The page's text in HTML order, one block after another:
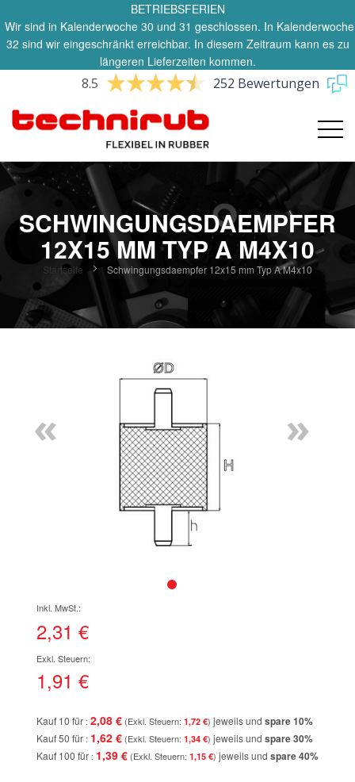
BETRIEBSFERIEN
Wir sind in Kalenderwoche 30 und 31 geschlossen. In Kalenderwoche
32 sind wir eingeschränkt erreichbar. In diesem Zeitraum kann es zu
längeren Lieferzeiten kommen.
8.5 252 Bewertungen
SCHWINGUNGSDAEMPFER
12X15 MM TYP A M4X10
Startseite Schwingungsdaempfer 12x15 mm Typ A M4x10
« »
der
Bildgalerie
2,31 €
1,91 €
Kauf 10 für 2,08 € 1,72 € jeweils und spare10%
Kauf 50 für 1,62 € 1,34 € jeweils und spare30%
Kauf 100 für 1,39 € 1,15 € jeweils und spare40%